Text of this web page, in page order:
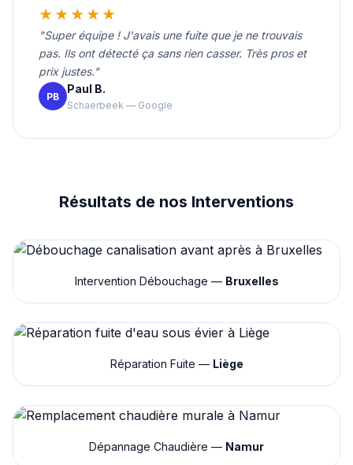
★★★★★
"Super équipe ! J'avais une fuite que je ne trouvais
pas. Ils ont détecté ça sans rien casser. Très pros et
prix justes."
PB
Paul B.
Schaerbeek — Google
Résultats de nos Interventions
Intervention Débouchage — Bruxelles
Réparation Fuite — Liège
Dépannage Chaudière — Namur